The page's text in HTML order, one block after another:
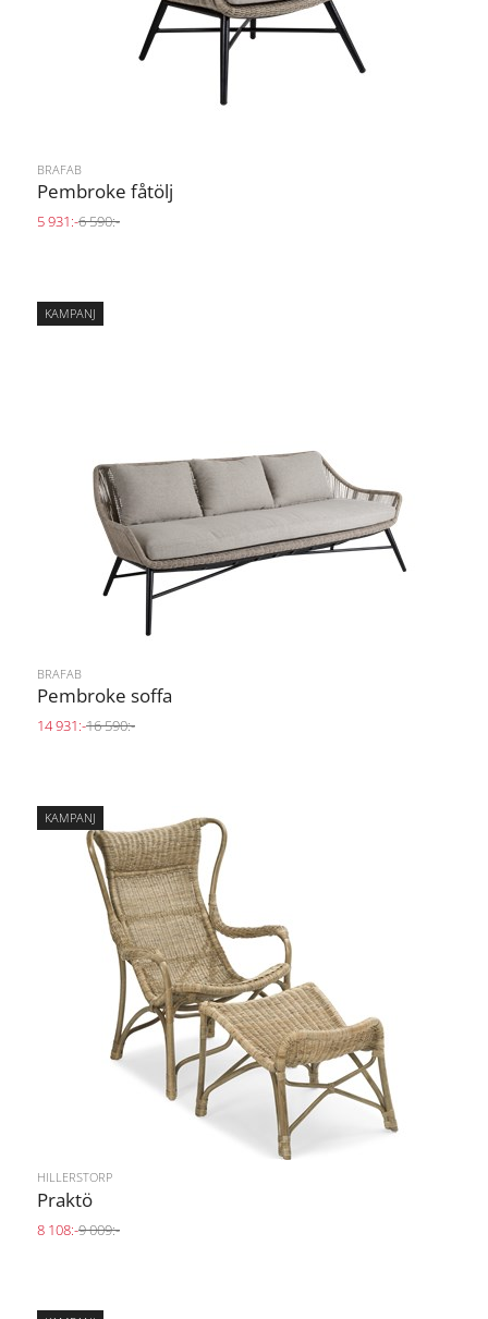
BRAFAB
Pembroke fåtölj
5 931:-6 590:-
KAMPANJ
BRAFAB
Pembroke soffa
14 931:-16 590:-
KAMPANJ
HILLERSTORP
Praktö
8 108:-9 009:-